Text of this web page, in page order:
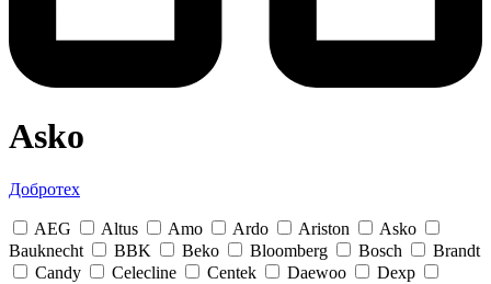
Asko
Добротех
AEG Altus Amo Ardo Ariston
Asko
Bauknecht
BBK Beko Bloomberg Bosch
Brandt
Candy
Celecline Centek Daewoo
Dexp